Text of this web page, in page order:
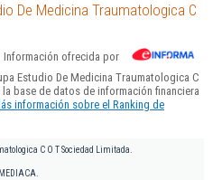
De Medicina Traumatologica C
Información ofrecida por
Estudio De Medicina Traumatologica C
base de datos de información financiera
información sobre el Ranking de
C O T Sociedad Limitada.